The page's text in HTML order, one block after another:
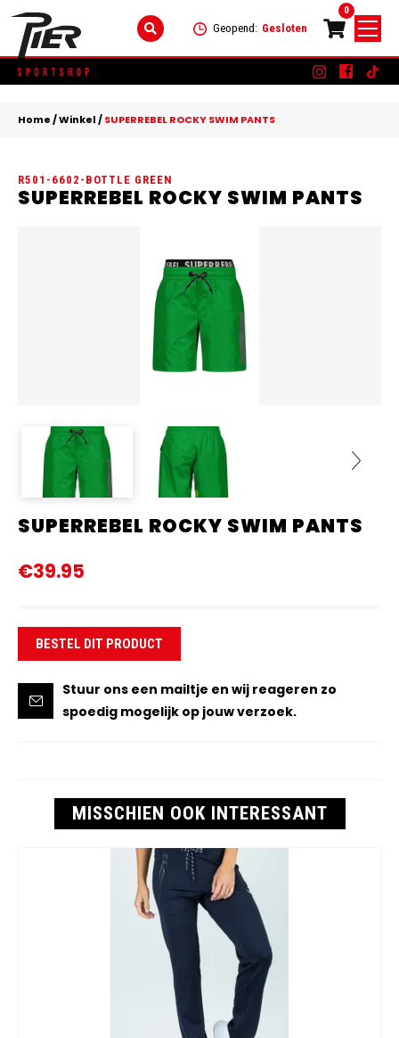
Geopend: Gesloten
0
Skip
to
SCHOENEN
KLEDING
KINDEREN +
Home/Winkel/SUPERREBEL ROCKY SWIM PANTS
R501-6602-BOTTLE GREEN
SUPERREBEL ROCKY SWIM PANTS
Next
SUPERREBEL ROCKY SWIM PANTS
€39.95
BESTEL DIT PRODUCT
Stuur ons een mailtje en wij reageren zo
spoedig mogelijk op jouw verzoek.
MISSCHIEN OOK INTERESSANT